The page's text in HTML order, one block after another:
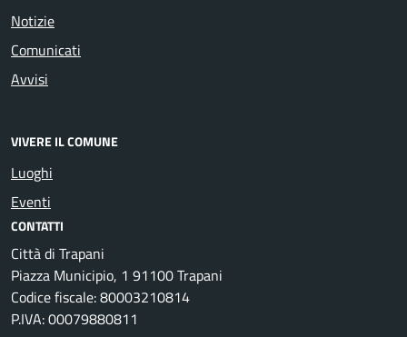
Notizie
Comunicati
Avvisi
VIVERE IL COMUNE
Luoghi
Eventi
CONTATTI
Città di Trapani
Piazza Municipio, 1 91100 Trapani
Codice fiscale: 80003210814
P.IVA: 00079880811